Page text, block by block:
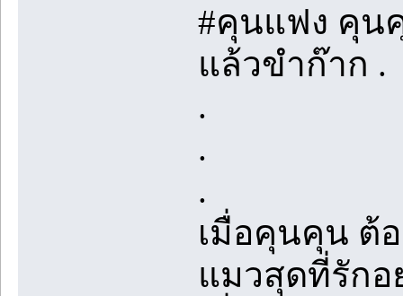
#คุนแฟง คุน
แล้วขำก๊าก .
.
.
.
เมื่อคุนคุน ต้
แมวสุดที่รักอ